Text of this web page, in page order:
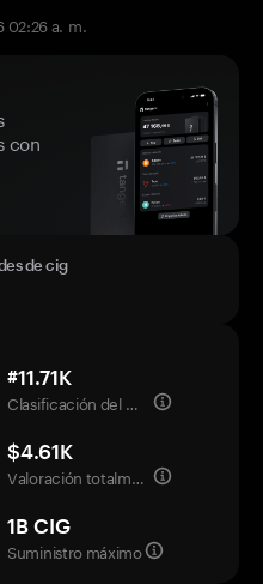
02:26 a. m.
con
de cig
#11.71K
Clasificación del mercado
$4.61K
Valoración totalmente diluida
1B CIG
Suministro máximo